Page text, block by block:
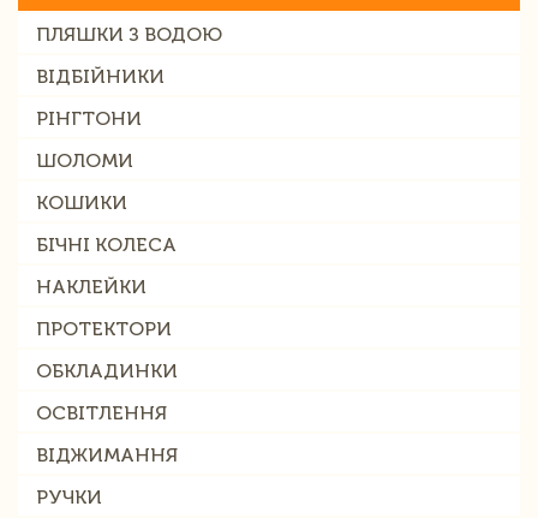
ПЛЯШКИ З ВОДОЮ
ВІДБІЙНИКИ
РІНГТОНИ
ШОЛОМИ
КОШИКИ
БІЧНІ КОЛЕСА
НАКЛЕЙКИ
ПРОТЕКТОРИ
ОБКЛАДИНКИ
ОСВІТЛЕННЯ
ВІДЖИМАННЯ
РУЧКИ